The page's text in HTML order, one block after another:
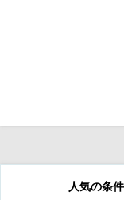
人気の条